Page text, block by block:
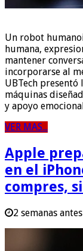
Un robot
humana,
mantener
incorporarse al
UBTech presentó
máquinas
y apoyo
VER MAS...
Apple
en el
compres,
2 semanas antes